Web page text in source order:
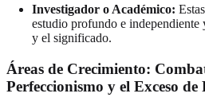
Investigador o Académico:
estudio profundo e independiente
y el significado.
Áreas de Crecimiento:
Perfeccionismo y el Exceso de